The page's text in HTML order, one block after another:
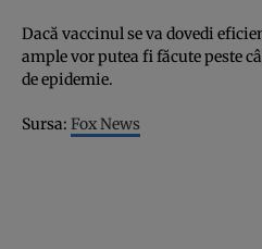
Dacă vaccinul se va dovedi
ample vor putea fi făcute peste
de epidemie.
Sursa: Fox News